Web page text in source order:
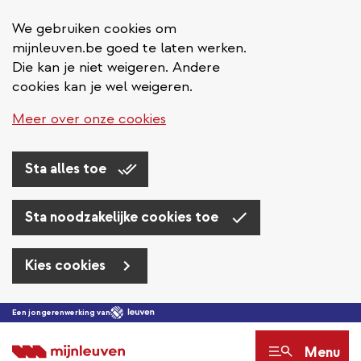
We gebruiken cookies om
mijnleuven.be goed te laten werken.
Die kan je niet weigeren. Andere
cookies kan je wel weigeren.
Meer over onze cookies
Sta alles toe
Sta noodzakelijke cookies toe
Kies cookies
Overslaan
naar
Een jongerenwerking van
Menu